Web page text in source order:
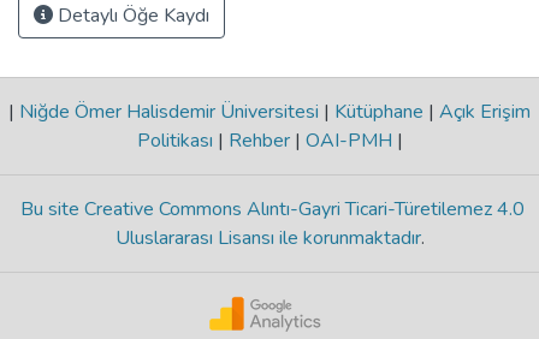
Detaylı Öğe Kaydı
| Niğde Ömer Halisdemir Üniversitesi | Kütüphane | Açık Erişim
Politikası | Rehber | OAI-PMH |
Bu site Creative Commons Alıntı-Gayri Ticari-Türetilemez 4.0
Uluslararası Lisansı ile korunmaktadır.